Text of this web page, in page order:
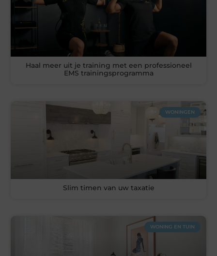
Haal meer uit je training met een professioneel
EMS trainingsprogramma
WONINGEN
Slim timen van uw taxatie
WONING EN TUIN